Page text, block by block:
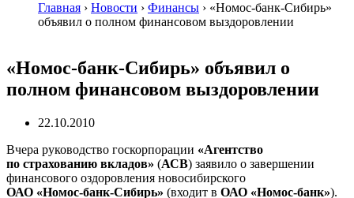
Главная › Новости › Финансы › «Номос-банк-Сибирь»
объявил о полном финансовом выздоровлении
«Номос-банк-Сибирь» объявил о
полном финансовом выздоровлении
22.10.2010
Вчера руководство госкорпорации «Агентство
по страхованию вкладов» (АСВ) заявило о завершении
финансового оздоровления новосибирского
ОАО «Номос-банк-Сибирь» (входит в ОАО «Номос-банк»).